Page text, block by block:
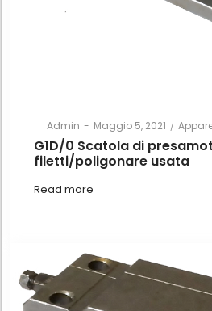
ByAdmin
Posted
on
Maggio 5, 2021
Posted
in
G1D/0 Scatola di
filetti/poligonare usata
Read more